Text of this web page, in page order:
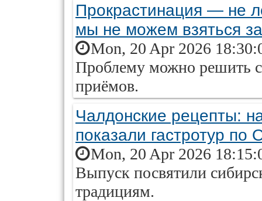
Прокрастинация — не
мы не можем взяться
Mon, 20 Apr 2026
Проблему можно решить
приёмов.
Чалдонские рецепты:
показали гастротур по
Mon, 20 Apr 2026
Выпуск посвятили
традициям.